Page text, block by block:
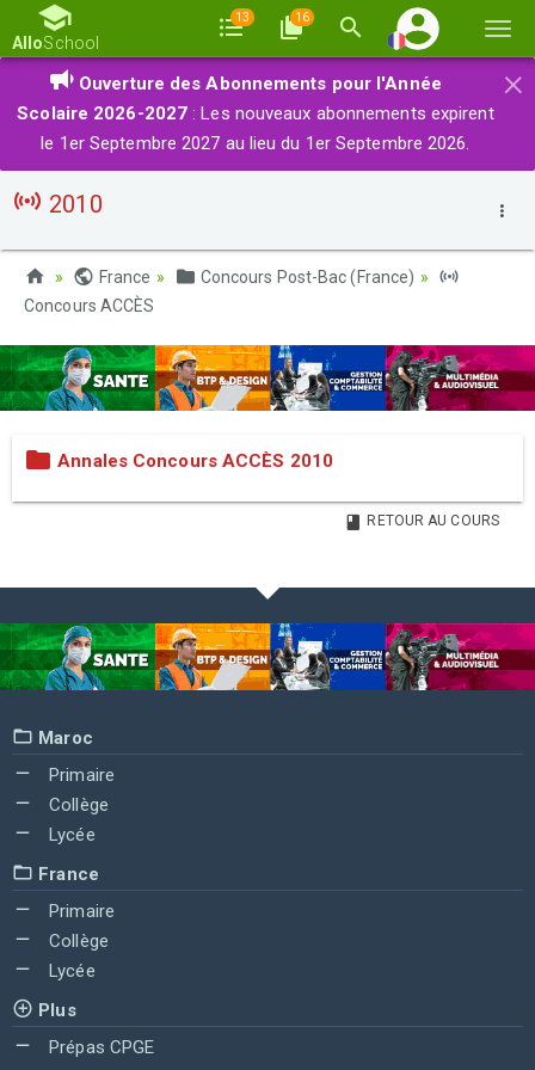
la
AlloSchool
13 16
×
Ouverture des Abonnements pour l'Année
Scolaire 2026-2027 : Les nouveaux abonnements expirent
le 1er Septembre 2027 au lieu du 1er Septembre 2026.
2010
France
Concours Post-Bac (France)
Concours ACCÈS
Annales Concours ACCÈS 2010
RETOUR AU COURS
Maroc
Primaire
Collège
Lycée
France
Primaire
Collège
Lycée
Plus
Prépas CPGE